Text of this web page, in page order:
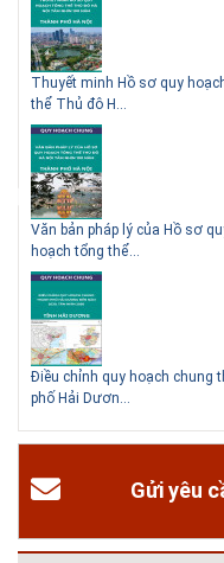
đô thị - Đại học Kiến trúc Hà
gian đào tạo 4,5 năm
Thuyết minh Hồ sơ quy
thể Thủ đô H...
Văn bản pháp lý của Hồ sơ
hoạch tổng thể...
Điều chỉnh quy hoạch chung
phố Hải Dươn...
Gửi yêu